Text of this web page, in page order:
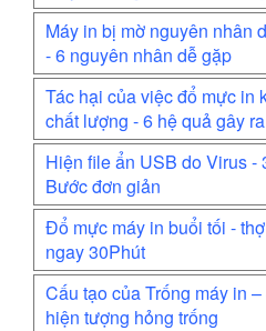
Máy in bị mờ nguyên nhân
- 6 nguyên nhân dễ gặp
Tác hại của việc đổ mực in
chất lượng - 6 hệ quả gây ra
Hiện file ẩn USB do Virus -
Bước đơn giản
Đổ mực máy in buổi tối -
ngay 30Phút
Cấu tạo của Trống máy in –
hiện tượng hỏng trống